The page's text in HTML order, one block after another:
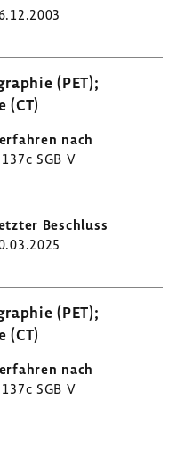
(PET);
(CT)
SGB V
(PET);
(CT)
SGB V